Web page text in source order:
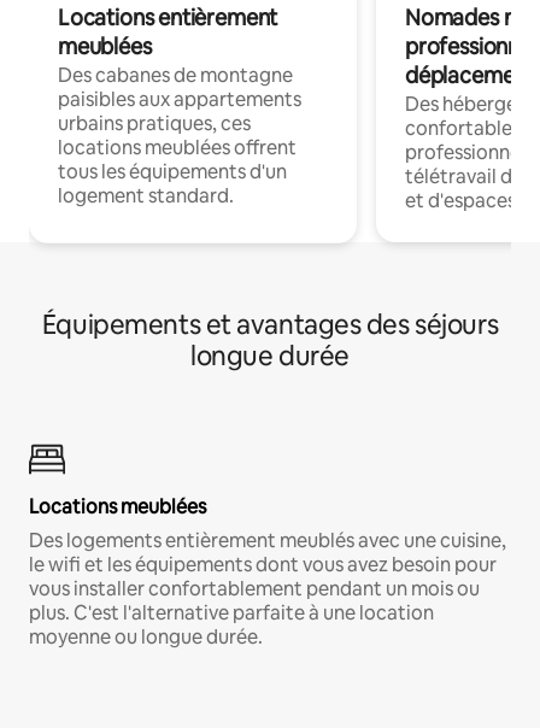
Locations entièrement
meublées
Des cabanes de montagne
paisibles aux appartements
urbains pratiques, ces
locations meublées offrent
tous les équipements d'un
logement standard.
Nomades
déplacement
Des
confortables
professionnels
télétravail
et d'espaces
Équipements et avantages des séjours
longue durée
Locations meublées
Des logements entièrement meublés avec une cuisine,
le wifi et les équipements dont vous avez besoin pour
vous installer confortablement pendant un mois ou
plus. C'est l'alternative parfaite à une location
moyenne ou longue durée.